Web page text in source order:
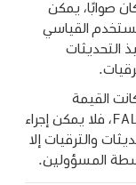
كان صوابًا، يمكن
القياسي
التحديثات
كانت القيمة
، فلا يمكن إجراء
والترقيات إلا
المسؤولين.